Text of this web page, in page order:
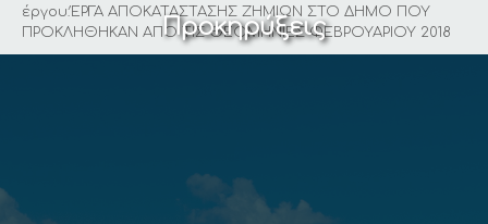
έργου:ΈΡΓΑ ΑΠΟΚΑΤΑΣΤΑΣΗΣ ΖΗΜΙΩΝ ΣΤΟ ΔΗΜΟ ΠΟΥ
ΠΡΟΚΛΗΘΗΚΑΝ ΑΠΟ ΤΙΣ ΘΕΟΜΗΝΙΕΣ ΦΕΒΡΟΥΑΡΙΟΥ 2018
Προκηρύξεις